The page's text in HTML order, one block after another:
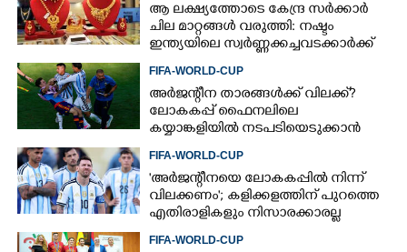
ആ ലക്ഷ്യത്തോടെ കേന്ദ്ര സർക്കാർ
ചില മാറ്റങ്ങൾ വരുത്തി: നഷ്ടം
ഇന്ത്യയിലെ സ്വർണ്ണക്കച്ചവടക്കാർക്ക്
FIFA-WORLD-CUP
അർജന്റീന താരങ്ങൾക്ക് വിലക്ക്?
ലോകകപ്പ് ഫൈനലിലെ
കയ്യാങ്കളിയിൽ നടപടിയെടുക്കാൻ
ആരോപണങ്ങൾ
FIFA-WORLD-CUP
'അർജന്റീനയെ ലോകകപ്പിൽ നിന്ന്
വിലക്കണം'; കളിക്കളത്തിന് പുറത്തെ
എതിരാളികളും നിസാരക്കാരല്ല
FIFA-WORLD-CUP